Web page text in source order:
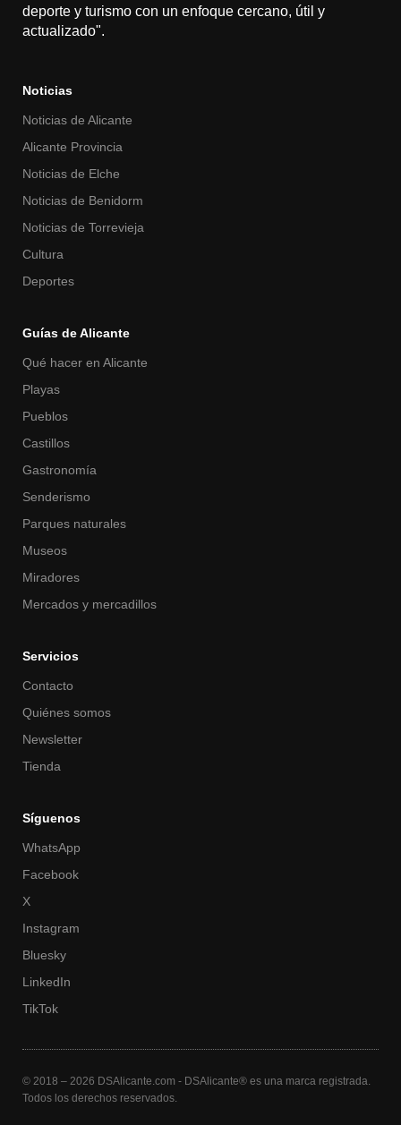
deporte y turismo con un enfoque cercano, útil y
actualizado".
Noticias
Noticias de Alicante
Alicante Provincia
Noticias de Elche
Noticias de Benidorm
Noticias de Torrevieja
Cultura
Deportes
Guías de Alicante
Qué hacer en Alicante
Playas
Pueblos
Castillos
Gastronomía
Senderismo
Parques naturales
Museos
Miradores
Mercados y mercadillos
Servicios
Contacto
Quiénes somos
Newsletter
Tienda
Síguenos
WhatsApp
Facebook
X
Instagram
Bluesky
LinkedIn
TikTok
© 2018 – 2026 DSAlicante.com - DSAlicante® es una marca registrada.
Todos los derechos reservados.